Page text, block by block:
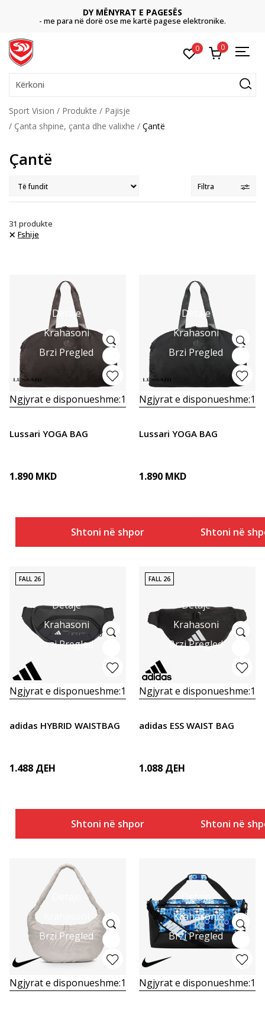
DY MËNYRAT E PAGESËS
- me para në dorë ose me kartë pagese elektronike.
0 0
Kërkoni
Sport Vision Produkte
Pajisje
Çanta shpine, çanta dhe valixhe
Çantë
Çantë
Filtra
31 produkte
Fshije
Detaje
Krahasoni
Brzi Pregled
Ngjyrat e disponueshme:1
Lussari YOGA BAG
1.890 MKD
Shtoni në shportë
Detaje
Krahasoni
Brzi Pregled
Ngjyrat e disponueshme:1
Lussari YOGA BAG
1.890 MKD
Shtoni në
Detaje
Krahasoni
Brzi Pregled
FALL 26
Ngjyrat e disponueshme:1
adidas HYBRID WAISTBAG
1.488 ДЕН
Shtoni në shportë
Detaje
Krahasoni
Brzi Pregled
FALL 26
Ngjyrat e disponueshme:1
adidas ESS WAIST BAG
1.088 ДЕН
Shtoni në
Brzi Pregled
Ngjyrat e disponueshme:1
Detaje
Krahasoni
Brzi Pregled
Ngjyrat e disponueshme:1